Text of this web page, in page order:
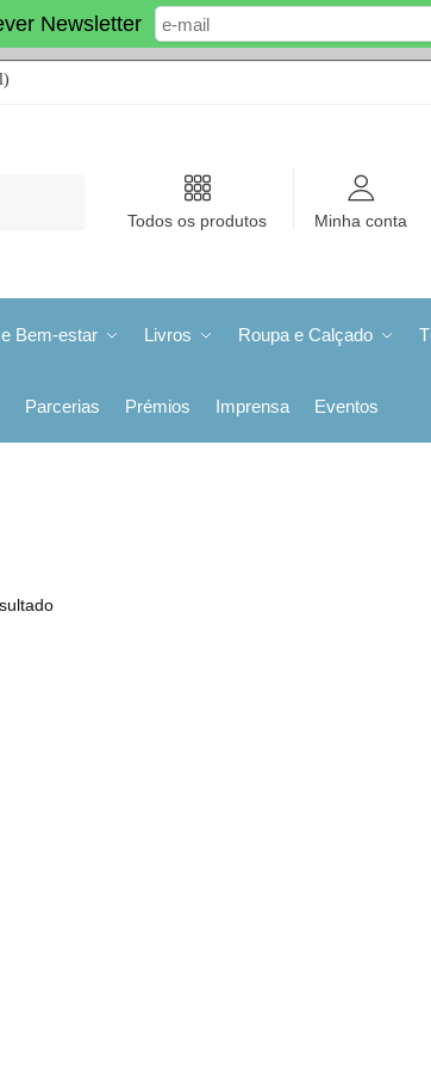
Newsletter
Todos os produtos Minha conta
Bem-estar Livros Roupa e Calçado
Parcerias Prémios Imprensa Eventos